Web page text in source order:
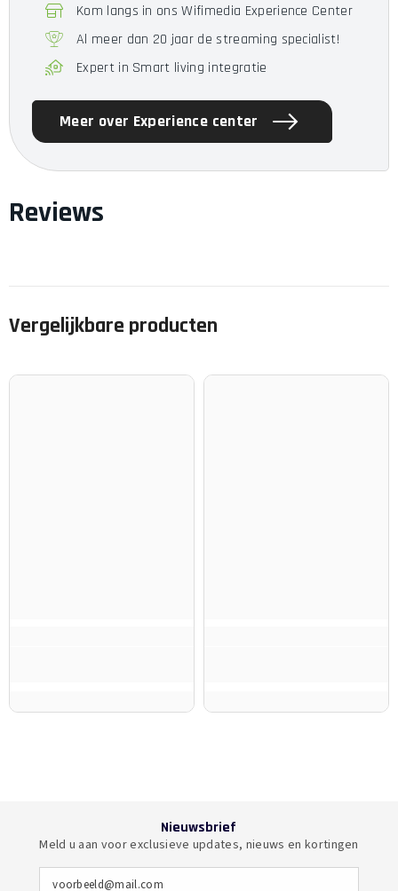
Kom langs in ons Wifimedia Experience Center
Al meer dan 20 jaar de streaming specialist!
Expert in Smart living integratie
Meer over Experience center
Reviews
Vergelijkbare producten
Nieuwsbrief
Meld u aan voor exclusieve updates, nieuws en kortingen
voorbeeld@mail.com